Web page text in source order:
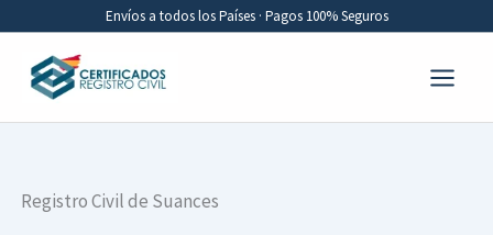
contenido
Envíos a todos los Países · Pagos 100% Seguros
Registro Civil de Suances